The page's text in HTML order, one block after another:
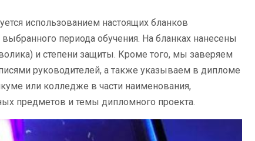
использованием настоящих бланков
периода обучения. На бланках нанесены
и степени защиты. Кроме того, мы заверяем
руководителей, а также указываем в дипломе
или колледже в части наименования,
предметов и темы дипломного проекта.